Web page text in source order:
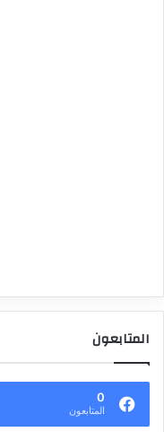
المتابعون
0
المتابعون